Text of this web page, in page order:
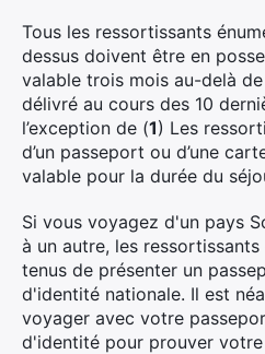
Tous les ressortissants
dessus doivent être en
valable trois mois au-delà
délivré au cours des 10
l’exception de (1) Les
d’un passeport ou d’une
valable pour la durée du
Si vous voyagez d'un pays
à un autre, les
tenus de présenter un
d'identité nationale. Il est
voyager avec votre
d'identité pour prouver